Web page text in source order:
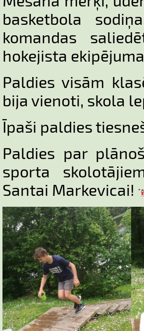
basketbola
komandas
hokejista
Paldies visām
bija vienoti, skola
Īpaši paldies
Paldies par
sporta
Santai Markevicai!